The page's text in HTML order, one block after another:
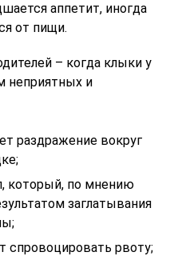
аппетит, иногда
от пищи.
– когда клыки у
неприятных и
раздражение вокруг
который, по мнению
заглатывания
спровоцировать рвоту;